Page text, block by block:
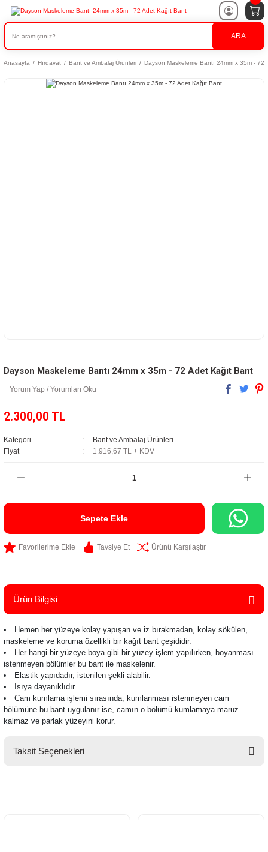
ARA
Anasayfa Hırdavat Bant ve Ambalaj Ürünleri Dayson Maskeleme Bantı 24mm x 35m - 72
Dayson Maskeleme Bantı 24mm x 35m - 72 Adet Kağıt Bant
Yorum Yap / Yorumları Oku
2.300,00 TL
Kategori
Bant ve Ambalaj Ürünleri
Fiyat
1.916,67 TL + KDV
Sepete Ekle
Tavsiye Et Ürünü Karşılaştır
Ürün Bilgisi
Hemen her yüzeye kolay yapışan ve iz bırakmadan, kolay sökülen,
maskeleme ve koruma özellikli bir kağıt bant çeşididir.
Her hangi bir yüzeye boya gibi bir yüzey işlem yapılırken, boyanması
istenmeyen bölümler bu bant ile maskelenir.
Elastik yapıdadır, istenilen şekli alabilir.
Isıya dayanıklıdır.
Cam kumlama işlemi sırasında, kumlanması istenmeyen cam
bölümüne bu bant uygulanır ise, camın o bölümü kumlamaya maruz
kalmaz ve parlak yüzeyini korur.
Taksit Seçenekleri